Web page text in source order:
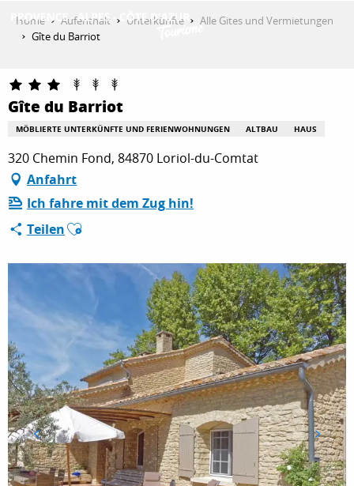
ENTDECKEN
AKTIVITÄTEN
AUFENTHALT
ESPACE PRO
Home Aufenthalt Unterkünfte
Alle Gites und Vermietungen
Gîte du Barriot
Gîte du Barriot
MÖBLIERTE UNTERKÜNFTE UND FERIENWOHNUNGEN ALTBAU HAUS
320 Chemin Fond, 84870 Loriol-du-Comtat
Anfahrt
Ich fahre mit dem Zug hin!
TeilenAjouter aux favoris